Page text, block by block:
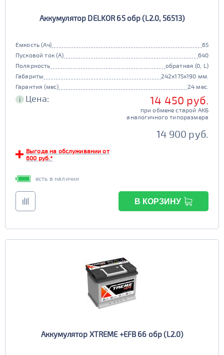
Аккумулятор DELKOR 65 обр (L2.0, 56513)
Емкость (Ач)
65
Пусковой ток (А)
640
Полярность
обратная (0, L)
Габариты
242x175x190 мм.
Гарантия (мес)
24 мес.
i Цена: 14 450 руб.
при обмене старой АКБ
аналогичного типоразмера
14 900 руб.
Выгода на обслуживании от
600 руб.*
есть в наличии
В КОРЗИНУ
Аккумулятор XTREME +EFB 66 обр (L2.0)